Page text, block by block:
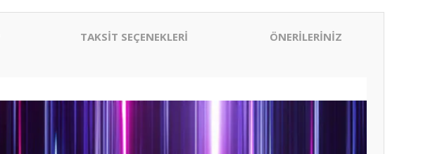
TAKSİT SEÇENEKLERİ ÖNERİLERİNİZ